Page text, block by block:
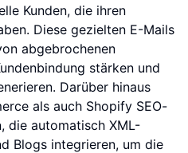
Kunden, die ihren
Diese gezielten E-Mails
abgebrochenen
stärken und
Darüber hinaus
als auch Shopify SEO-
die automatisch XML-
Blogs integrieren, um die